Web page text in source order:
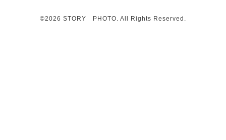
©2026 STORY PHOTO. All Rights Reserved.